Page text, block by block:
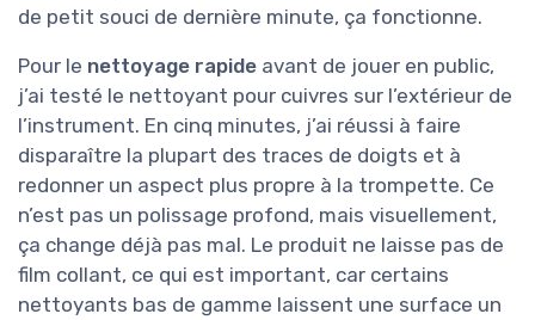
de petit souci de dernière minute, ça fonctionne.
Pour le nettoyage rapide avant de jouer en public,
j’ai testé le nettoyant pour cuivres sur l’extérieur de
l’instrument. En cinq minutes, j’ai réussi à faire
disparaître la plupart des traces de doigts et à
redonner un aspect plus propre à la trompette. Ce
n’est pas un polissage profond, mais visuellement,
ça change déjà pas mal. Le produit ne laisse pas de
film collant, ce qui est important, car certains
nettoyants bas de gamme laissent une surface un